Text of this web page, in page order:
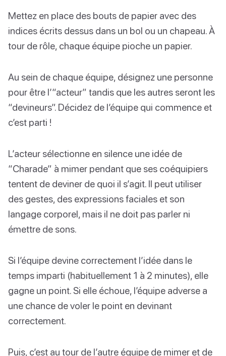
Mettez en place des bouts de papier avec des
indices écrits dessus dans un bol ou un chapeau. À
tour de rôle, chaque équipe pioche un papier.
Au sein de chaque équipe, désignez une personne
pour être l’“acteur” tandis que les autres seront les
“devineurs”. Décidez de l’équipe qui commence et
c’est parti !
L’acteur sélectionne en silence une idée de
“Charade” à mimer pendant que ses coéquipiers
tentent de deviner de quoi il s’agit. Il peut utiliser
des gestes, des expressions faciales et son
langage corporel, mais il ne doit pas parler ni
émettre de sons.
Si l’équipe devine correctement l’idée dans le
temps imparti (habituellement 1 à 2 minutes), elle
gagne un point. Si elle échoue, l’équipe adverse a
une chance de voler le point en devinant
correctement.
Puis, c’est au tour de l’autre équipe de mimer et de